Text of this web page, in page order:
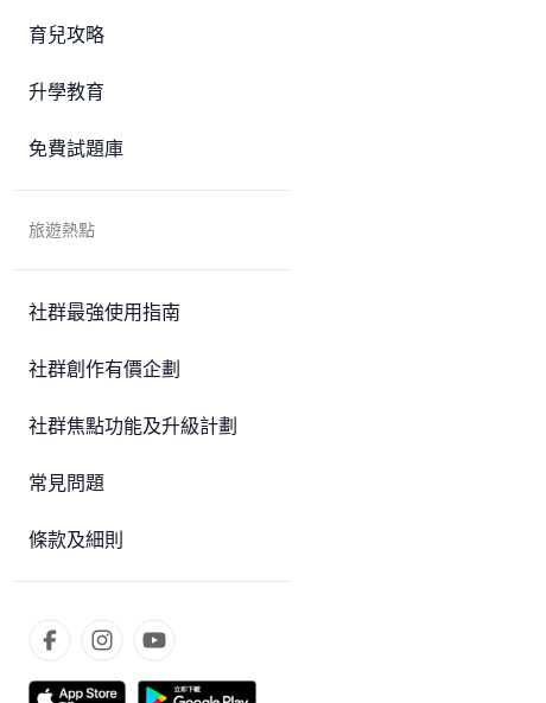
育兒攻略
升學教育
免費試題庫
旅遊熱點
社群最強使用指南
社群創作有價企劃
社群焦點功能及升級計劃
常見問題
條款及細則